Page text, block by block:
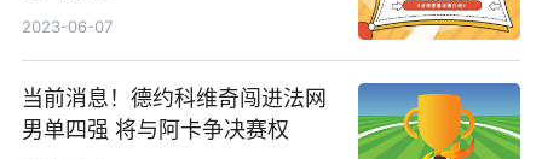
2023-06-07
当前消息！德约科维奇闯进法网
男单四强 将与阿卡争决赛权